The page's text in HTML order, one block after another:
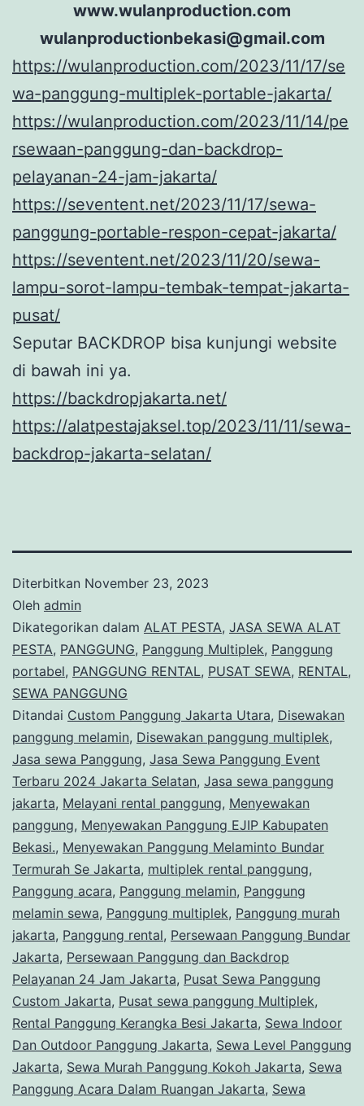
www.wulanproduction.com
wulanproductionbekasi@gmail.com
https://wulanproduction.com/2023/11/17/se
wa-panggung-multiplek-portable-jakarta/
https://wulanproduction.com/2023/11/14/pe
rsewaan-panggung-dan-backdrop-
pelayanan-24-jam-jakarta/
https://seventent.net/2023/11/17/sewa-
panggung-portable-respon-cepat-jakarta/
https://seventent.net/2023/11/20/sewa-
lampu-sorot-lampu-tembak-tempat-jakarta-
pusat/
Seputar BACKDROP bisa kunjungi website
di bawah ini ya.
https://backdropjakarta.net/
https://alatpestajaksel.top/2023/11/11/sewa-
backdrop-jakarta-selatan/
Diterbitkan November 23, 2023
Oleh admin
Dikategorikan dalam ALAT PESTA, JASA SEWA ALAT
PESTA, PANGGUNG, Panggung Multiplek, Panggung
portabel, PANGGUNG RENTAL, PUSAT SEWA, RENTAL,
SEWA PANGGUNG
Ditandai Custom Panggung Jakarta Utara, Disewakan
panggung melamin, Disewakan panggung multiplek,
Jasa sewa Panggung, Jasa Sewa Panggung Event
Terbaru 2024 Jakarta Selatan, Jasa sewa panggung
jakarta, Melayani rental panggung, Menyewakan
panggung, Menyewakan Panggung EJIP Kabupaten
Bekasi., Menyewakan Panggung Melaminto Bundar
Termurah Se Jakarta, multiplek rental panggung,
Panggung acara, Panggung melamin, Panggung
melamin sewa, Panggung multiplek, Panggung murah
jakarta, Panggung rental, Persewaan Panggung Bundar
Jakarta, Persewaan Panggung dan Backdrop
Pelayanan 24 Jam Jakarta, Pusat Sewa Panggung
Custom Jakarta, Pusat sewa panggung Multiplek,
Rental Panggung Kerangka Besi Jakarta, Sewa Indoor
Dan Outdoor Panggung Jakarta, Sewa Level Panggung
Jakarta, Sewa Murah Panggung Kokoh Jakarta, Sewa
Panggung Acara Dalam Ruangan Jakarta, Sewa